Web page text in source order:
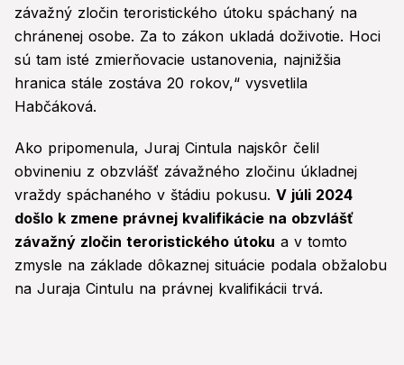
závažný zločin teroristického útoku spáchaný na
chránenej osobe. Za to zákon ukladá doživotie. Hoci
sú tam isté zmierňovacie ustanovenia, najnižšia
hranica stále zostáva 20 rokov,“ vysvetlila
Habčáková.
Ako pripomenula, Juraj Cintula najskôr čelil
obvineniu z obzvlášť závažného zločinu úkladnej
vraždy spáchaného v štádiu pokusu. V júli 2024
došlo k zmene právnej kvalifikácie na obzvlášť
závažný zločin teroristického útoku a v tomto
zmysle na základe dôkaznej situácie podala obžalobu
na Juraja Cintulu na právnej kvalifikácii trvá.